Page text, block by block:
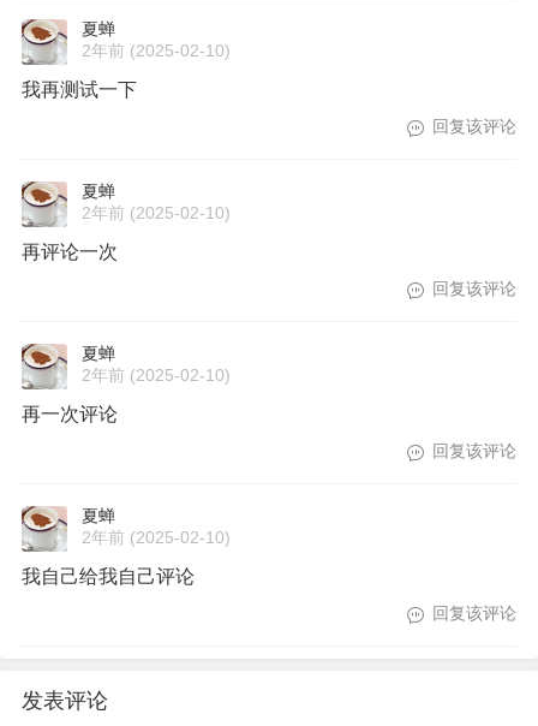
夏蝉
2年前 (2025-02-10)
我再测试一下
回复该评论
夏蝉
2年前 (2025-02-10)
再评论一次
回复该评论
夏蝉
2年前 (2025-02-10)
再一次评论
回复该评论
夏蝉
2年前 (2025-02-10)
我自己给我自己评论
回复该评论
发表评论